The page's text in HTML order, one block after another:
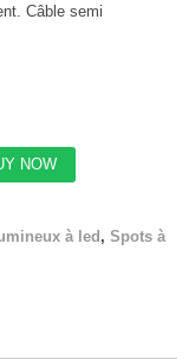
Câble semi
NOW
à led, Spots à